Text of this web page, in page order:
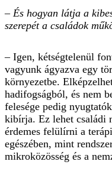
– És hogyan látja a
szerepét a családok
– Igen, kétségtelenül
vagyunk ágyazva egy
környezetbe.
hadifogságból, és nem
felesége pedig
kibírja. Ez lehet családi
érdemes felülírni a
egészében, mint
mikroközösség és a